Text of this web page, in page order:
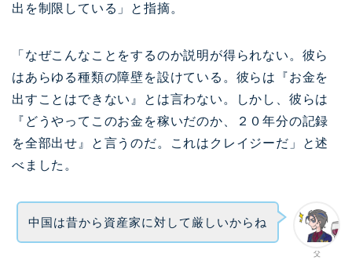
出を制限している」と指摘。
「なぜこんなことをするのか説明が得られない。彼ら
はあらゆる種類の障壁を設けている。彼らは『お金を
出すことはできない』とは言わない。しかし、彼らは
『どうやってこのお金を稼いだのか、２０年分の記録
を全部出せ』と言うのだ。これはクレイジーだ」と述
べました。
父
中国は昔から資産家に対して厳しいからね